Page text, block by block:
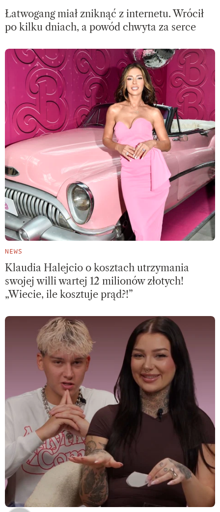
Łatwogang miał zniknąć z internetu. Wrócił
po kilku dniach, a powód chwyta za serce
NEWS
Klaudia Halejcio o kosztach utrzymania
swojej willi wartej 12 milionów złotych!
„Wiecie, ile kosztuje prąd?!”